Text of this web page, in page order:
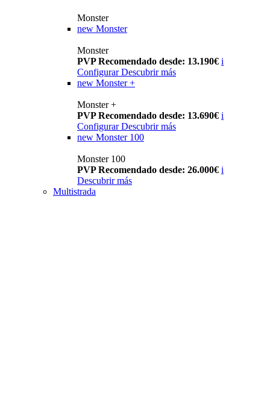
Monster
new Monster
Monster
PVP Recomendado desde: 13.190€ i
Configurar Descubrir más
new Monster +
Monster +
PVP Recomendado desde: 13.690€ i
Configurar Descubrir más
new Monster 100
Monster 100
PVP Recomendado desde: 26.000€ i
Descubrir más
Multistrada